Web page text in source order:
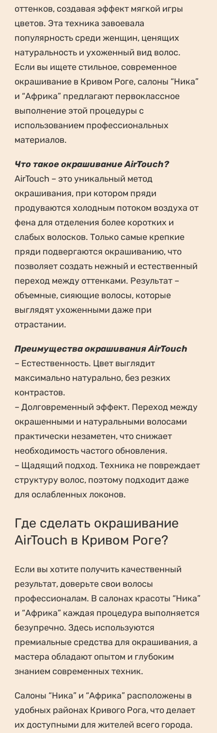
оттенков, создавая эффект мягкой игры
цветов. Эта техника завоевала
популярность среди женщин, ценящих
натуральность и ухоженный вид волос.
Если вы ищете стильное, современное
окрашивание в Кривом Роге, салоны “Ника”
и “Африка” предлагают первоклассное
выполнение этой процедуры с
использованием профессиональных
материалов.
Что такое окрашивание AirTouch?
AirTouch – это уникальный метод
окрашивания, при котором пряди
продуваются холодным потоком воздуха от
фена для отделения более коротких и
слабых волосков. Только самые крепкие
пряди подвергаются окрашиванию, что
позволяет создать нежный и естественный
переход между оттенками. Результат –
объемные, сияющие волосы, которые
выглядят ухоженными даже при
отрастании.
Преимущества окрашивания AirTouch
– Естественность. Цвет выглядит
максимально натурально, без резких
контрастов.
– Долговременный эффект. Переход между
окрашенными и натуральными волосами
практически незаметен, что снижает
необходимость частого обновления.
– Щадящий подход. Техника не повреждает
структуру волос, поэтому подходит даже
для ослабленных локонов.
Где сделать окрашивание
AirTouch в Кривом Роге?
Если вы хотите получить качественный
результат, доверьте свои волосы
профессионалам. В салонах красоты “Ника”
и “Африка” каждая процедура выполняется
безупречно. Здесь используются
премиальные средства для окрашивания, а
мастера обладают опытом и глубоким
знанием современных техник.
Салоны “Ника” и “Африка” расположены в
удобных районах Кривого Рога, что делает
их доступными для жителей всего города.